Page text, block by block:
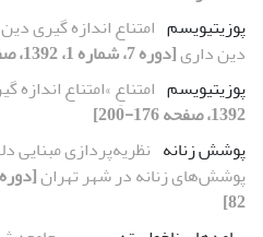
پوزیتیویسم امتناع اندازه گیری
دین داری[دوره 7، شماره 1، 1392، صفحه 136-165]
پوزیتیویسم امتناعِ »امتناع اندازه
1392، صفحه 176-200]
پوشش زنانه نظریه‌پردازی مبنایی
پوشش‌های زنانه در شهر تهران
82]